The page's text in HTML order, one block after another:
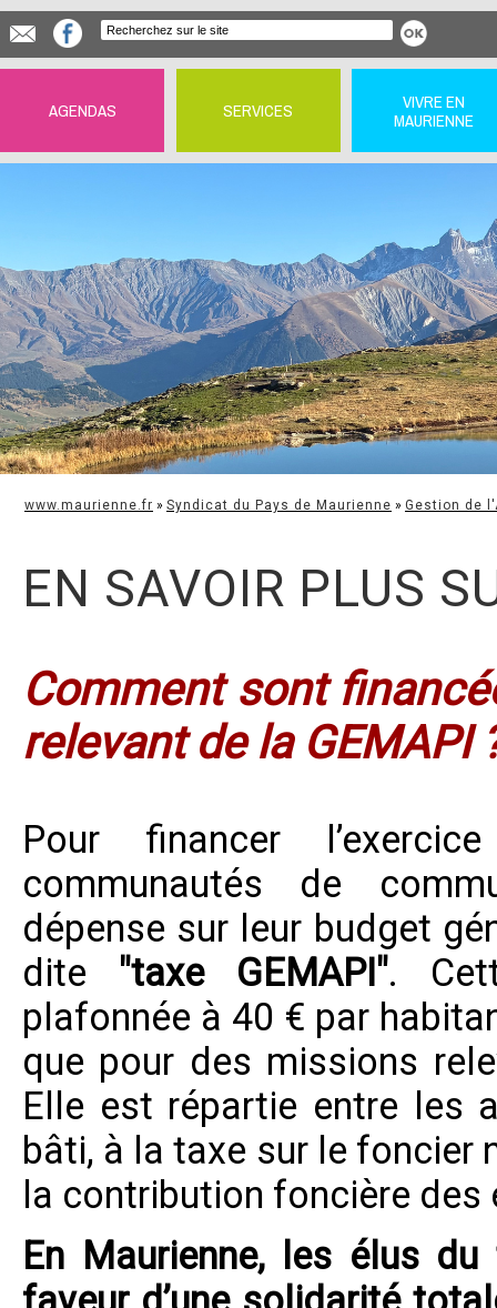
AGENDAS SERVICES
VIVRE EN
MAURIENNE
www.maurienne.fr » Syndicat du Pays de Maurienne » Gestion de
EN SAVOIR PLUS
Comment sont
relevant de la GEMAPI
Pour financer
communautés de
dépense sur leur budget
dite "taxe GEMAPI".
plafonnée à 40 € par
que pour des missions
Elle est répartie entre les
bâti, à la taxe sur le foncier
la contribution foncière
En Maurienne, les élus